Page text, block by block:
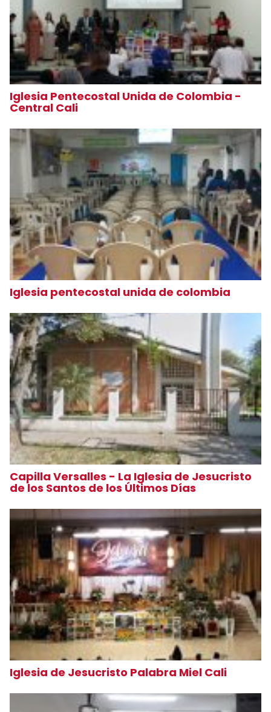
Iglesia Pentecostal Unida de Colombia -
Central Cali
Iglesia pentecostal unida de colombia
Capilla Versalles - La Iglesia de Jesucristo
de los Santos de los Últimos Días
Iglesia de Jesucristo Palabra Miel Cali